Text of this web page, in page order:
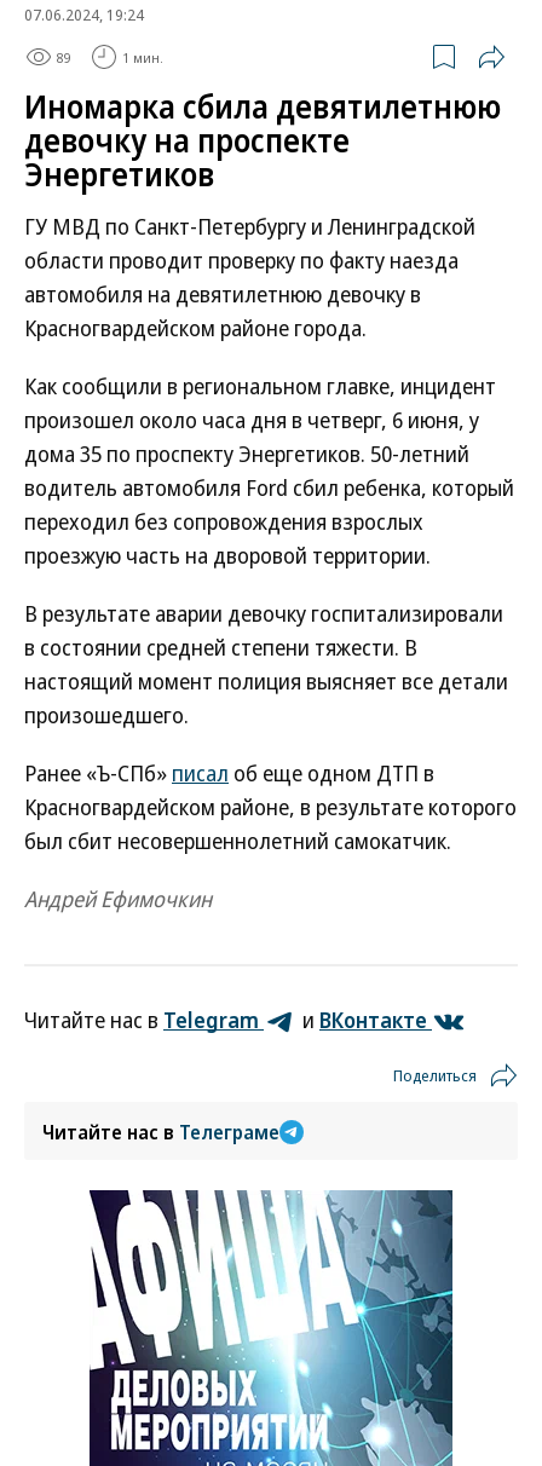
07.06.2024, 19:24
89 1 мин.
Иномарка сбила девятилетнюю
девочку на проспекте
Энергетиков
ГУ МВД по Санкт-Петербургу и Ленинградской
области проводит проверку по факту наезда
автомобиля на девятилетнюю девочку в
Красногвардейском районе города.
Как сообщили в региональном главке, инцидент
произошел около часа дня в четверг, 6 июня, у
дома 35 по проспекту Энергетиков. 50-летний
водитель автомобиля Ford сбил ребенка, который
переходил без сопровождения взрослых
проезжую часть на дворовой территории.
В результате аварии девочку госпитализировали
в состоянии средней степени тяжести. В
настоящий момент полиция выясняет все детали
произошедшего.
Ранее «Ъ-СПб» писал об еще одном ДТП в
Красногвардейском районе, в результате которого
был сбит несовершеннолетний самокатчик.
Андрей Ефимочкин
Читайте нас в Telegram и ВКонтакте
Поделиться
Читайте нас в Телеграме